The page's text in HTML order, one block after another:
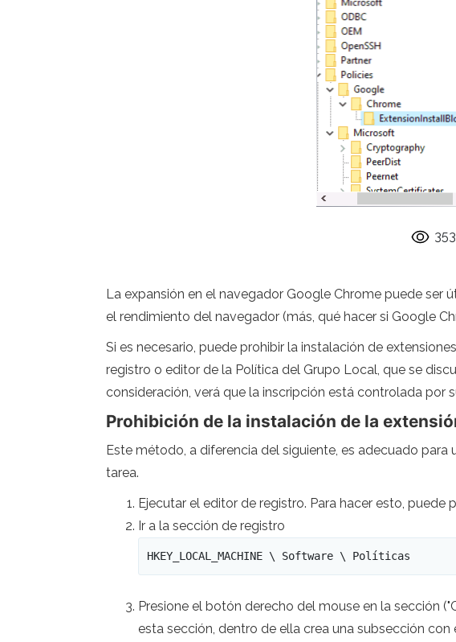
La expansión en el navegador Google Chrome puede ser
el rendimiento del navegador (más, qué hacer si Google
Si es necesario, puede prohibir la instalación de
registro o editor de la Política del Grupo Local, que se
consideración, verá que la inscripción está controlada por
Prohibición de la instalación de la
Este método, a diferencia del siguiente, es adecuado
tarea.
Ejecutar el editor de registro. Para hacer esto, puede
Ir a la sección de registro
HKEY_LOCAL_MACHINE \ Software \ Políticas
Presione el botón derecho del mouse en la sección
esta sección, dentro de ella crea una subsección con